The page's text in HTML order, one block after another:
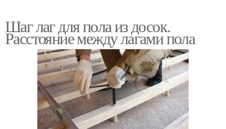
Шаг лаг для пола из досок.
Расстояние между лагами пола